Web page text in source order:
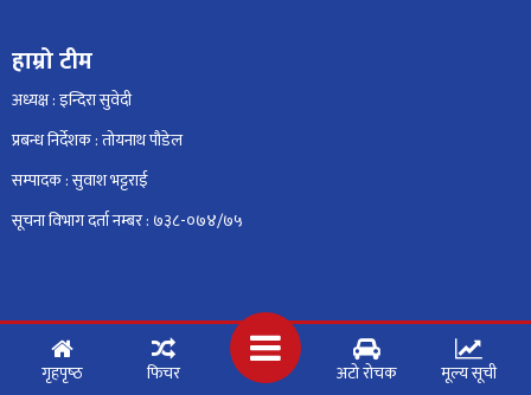
हाम्रो टीम
अध्यक्ष : इन्दिरा सुवेदी
प्रबन्ध निर्देशक : तोयनाथ पौडेल
सम्पादक : सुवाश भट्टराई
सूचना विभाग दर्ता नम्बर : ७३८-०७४/७५
गृहपृष्‍ठ फिचर अटो रोचक मूल्य सूची